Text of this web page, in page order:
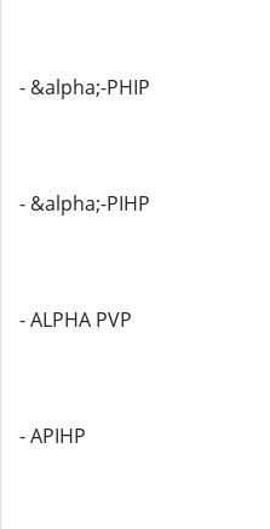
- &alpha;-PHIP
- &alpha;-PIHP
- ALPHA PVP
- APIHP